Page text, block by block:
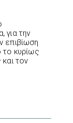
για την
επιβίωση
το κυρίως
και τον